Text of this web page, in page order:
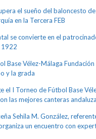
el sueño del baloncesto
en la Tercera FEB
se convierte en el
1922
Base Vélez-Málaga
y la grada
el I Torneo de Fútbol Base
las mejores canteras
Sehila M. González,
un encuentro con